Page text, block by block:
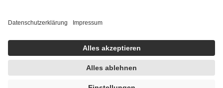
Wir nutzen Trusted Shops als unabhängigen Dienstleister für die
getroffen, um sicherzustellen, dass es sich um echte Bewertungen
handelt. Mehr Informationen findest du hier:
https://help.etrusted.com/hc/de/articles/4419944605341